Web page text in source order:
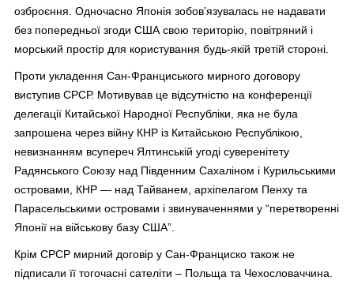
озброєння. Одночасно Японія зобов’язувалась не надавати
без попередньої згоди США свою територію, повітряний і
морський простір для користування будь-якій третій стороні.
Проти укладення Сан-Франциського мирного договору
виступив СРСР. Мотивував це відсутністю на конференції
делегації Китайської Народної Республіки, яка не була
запрошена через війну КНР із Китайською Республікою,
невизнанням всупереч Ялтинській угоді суверенітету
Радянського Союзу над Південним Сахаліном і Курильськими
островами, КНР — над Тайванем, архіпелагом Пенху та
Парасельськими островами і звинуваченнями у “перетворенні
Японії на військову базу США”.
Крім СРСР мирний договір у Сан-Франциско також не
підписали її тогочасні сателіти – Польща та Чехословаччина.